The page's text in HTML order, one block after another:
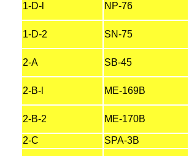
1-D-l NP-76
1-D-2 SN-75
2-A SB-45
2-B-l ME-169B
2-B-2 ME-170B
2-C SPA-3B